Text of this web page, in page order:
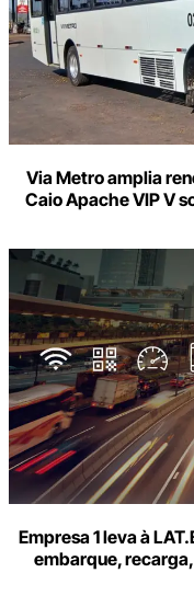
Via Metro amplia
Caio Apache VIP V
Empresa 1 leva à
embarque,